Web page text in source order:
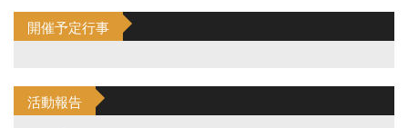
開催予定行事
活動報告